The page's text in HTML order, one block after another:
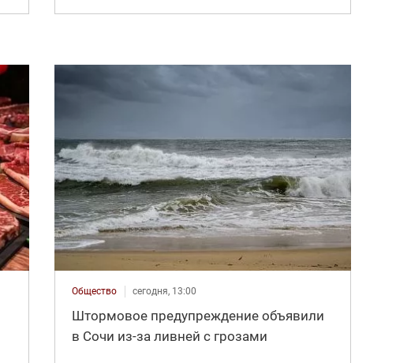
Общество сегодня, 13:00
Штормовое предупреждение объявили
в Сочи из-за ливней с грозами